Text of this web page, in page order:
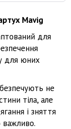
Mavig
для
для юних
не
тіла, але
і зняття
важливо.